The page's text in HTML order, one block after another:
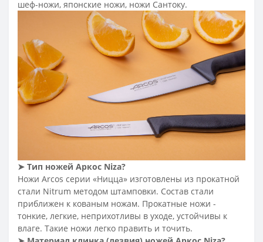
шеф-ножи, японские ножи, ножи Сантоку.
➤ Тип ножей Аркос Niza?
Ножи Arcos серии «Ницца» изготовлены из прокатной
стали Nitrum методом штамповки. Состав стали
приближен к кованым ножам. Прокатные ножи -
тонкие, легкие, неприхотливы в уходе, устойчивы к
влаге. Такие ножи легко править и точить.